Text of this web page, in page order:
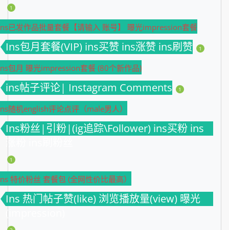
1
已发作品批量套餐【请输入 账号】 曝光impression套餐
Ins包月套餐(VIP) ins买赞 ins涨赞 ins刷赞 1
包月 曝光impression套餐 (80个新作品)
ins帖子评论| Instagram Comments 1
随机english评论点评（male男人）
Ins粉丝|引粉|(ig追踪\Follower) ins买粉 ins
涨粉 ins刷粉丝
1
特价粉丝 套餐包 (全网性价比最高）
Ins 热门帖子赞(like) 浏览播放量(view) 曝光
(impression)